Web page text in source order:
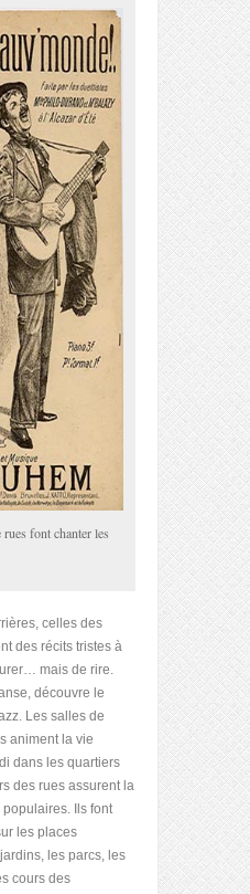
font chanter les
celles des
des récits tristes à
mais de rire.
découvre le
Les salles de
animent la vie
dans les quartiers
des rues assurent la
Ils font
les places
les parcs, les
cours des